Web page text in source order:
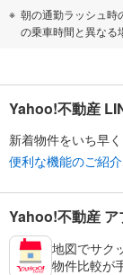
朝の通勤ラッシュ時
の乗車時間と異なる
Yahoo!不動産
新着物件をいち早く
便利な機能のご紹介
Yahoo!不動産 ア
地図でサク
物件比較が